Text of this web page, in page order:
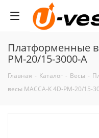
Платформенные
PM-20/15-3000-А
Главная - Каталог - Весы -
весы МАССА-К 4D-PM-20/15-